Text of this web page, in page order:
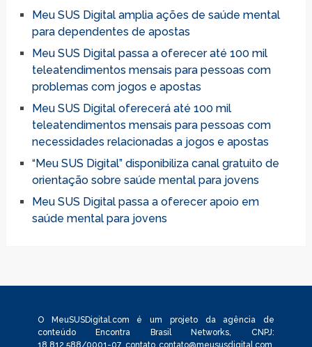
Meu SUS Digital amplia ações de saúde mental
para dependentes de apostas
Meu SUS Digital passa a oferecer até 100 mil
teleatendimentos mensais para pessoas com
problemas com jogos e apostas
Meu SUS Digital oferecerá até 100 mil
teleatendimentos mensais para pessoas com
necessidades relacionadas a jogos e apostas
“Meu SUS Digital” disponibiliza canal gratuito de
orientação sobre saúde mental para jovens
Meu SUS Digital passa a oferecer apoio em
saúde mental para jovens
O MeuSUSDigital.com é um projeto da agência de
conteúdo Encontra Brasil Networks, CNPJ: